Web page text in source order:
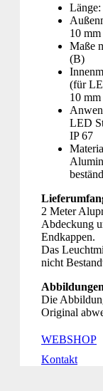
10
Maße
(B)
(für
10
LED
IP 67
2 Meter
Abdeckung
Endkappen.
Das
nicht
Abbildungen
Die
Original
WEBSHOP
Kontakt